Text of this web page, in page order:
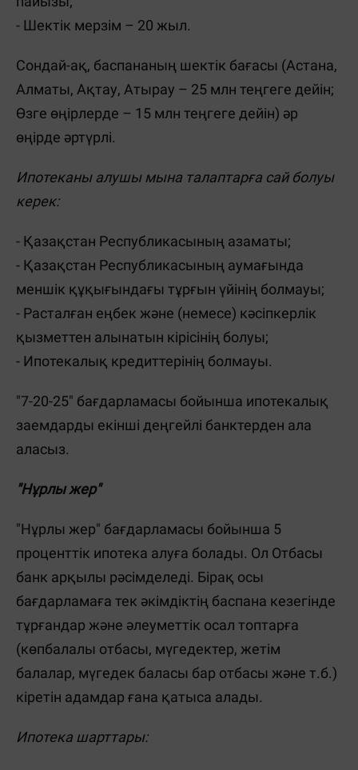
- Шектік мерзім – 20 жыл.
Сондай-ақ, баспананың шектік бағасы (Астана,
Алматы, Ақтау, Атырау – 25 млн теңгеге дейін;
Өзге өңірлерде – 15 млн теңгеге дейін) әр
өңірде әртүрлі.
Ипотеканы алушы мына талаптарға сай болуы
керек:
- Қазақстан Республикасының азаматы;
- Қазақстан Республикасының аумағында
меншік құқығындағы тұрғын үйінің болмауы;
- Расталған еңбек және (немесе) кәсіпкерлік
қызметтен алынатын кірісінің болуы;
- Ипотекалық кредиттерінің болмауы.
"7-20-25" бағдарламасы бойынша ипотекалық
заемдарды екінші деңгейлі банктерден ала
аласыз.
"Нұрлы жер"
"Нұрлы жер" бағдарламасы бойынша 5
проценттік ипотека алуға болады. Ол Отбасы
банк арқылы рәсімделеді. Бірақ осы
бағдарламаға тек әкімдіктің баспана кезегінде
тұрғандар және әлеуметтік осал топтарға
(көпбалалы отбасы, мүгедектер, жетім
балалар, мүгедек баласы бар отбасы және т.б.)
кіретін адамдар ғана қатыса алады.
Ипотека шарттары: